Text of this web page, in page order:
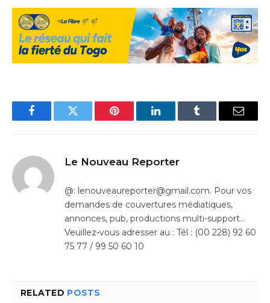
FacebookTwitter Pinterest LinkedInTumblr Email
Le Nouveau Reporter
@: lenouveaureporter@gmail.com. Pour vos
demandes de couvertures médiatiques,
annonces, pub, productions multi-support…
Veuillez-vous adresser au : Tél : (00 228) 92 60
75 77 / 99 50 60 10
RELATED POSTS